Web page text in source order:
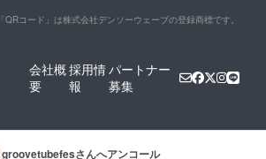
「QRコード」は株式会社デンソーウェーブの登録商標です。
会社概
要
採用情
報
パートナー
募集
groovetubefesさんへアンコール